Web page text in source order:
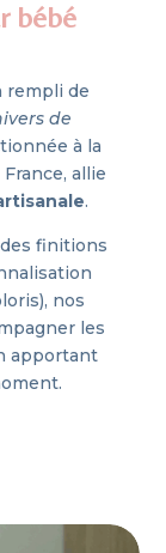
bébé
rempli de
de
à la
allie
.
des finitions
nos
les
apportant